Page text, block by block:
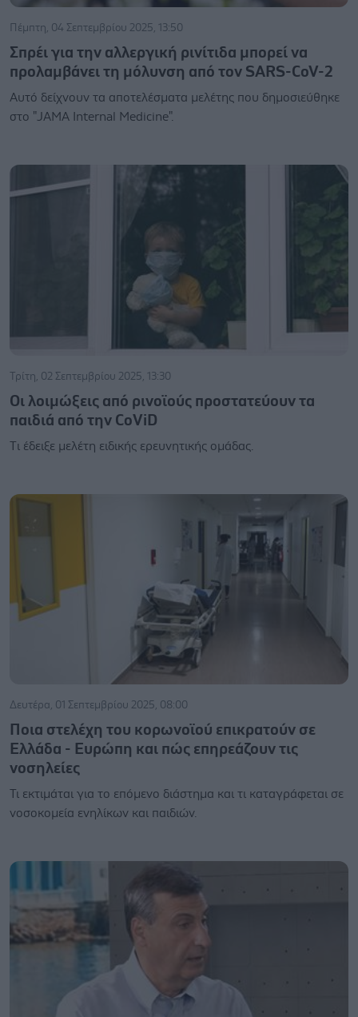
Πέμπτη, 04 Σεπτεμβρίου 2025, 13:50
Σπρέι για την αλλεργική ρινίτιδα μπορεί να
προλαμβάνει τη μόλυνση από τον SARS-CoV-2
Αυτό δείχνουν τα αποτελέσματα μελέτης που δημοσιεύθηκε
στο "JAMA Internal Medicine".
Τρίτη, 02 Σεπτεμβρίου 2025, 13:30
Οι λοιμώξεις από ρινοϊούς προστατεύουν τα
παιδιά από την CοViD
Tι έδειξε μελέτη ειδικής ερευνητικής ομάδας.
Δευτέρα, 01 Σεπτεμβρίου 2025, 08:00
Ποια στελέχη του κορωνοϊού επικρατούν σε
Ελλάδα - Ευρώπη και πώς επηρεάζουν τις
νοσηλείες
Τι εκτιμάται για το επόμενο διάστημα και τι καταγράφεται σε
νοσοκομεία ενηλίκων και παιδιών.